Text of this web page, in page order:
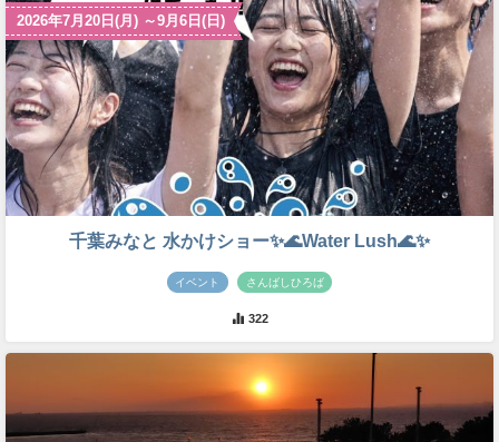
2026年7月20日(月) ～9月6日(日)
千葉みなと 水かけショー✨🌊Water Lush🌊✨
イベント さんばしひろば
322